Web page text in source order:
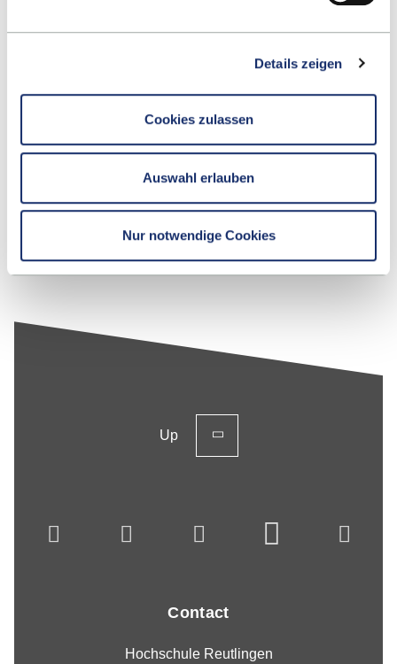
Details zeigen
Cookies zulassen
Auswahl erlauben
Nur notwendige Cookies
FIND OUT MORE
Recruiting
Up
Contact
Hochschule Reutlingen